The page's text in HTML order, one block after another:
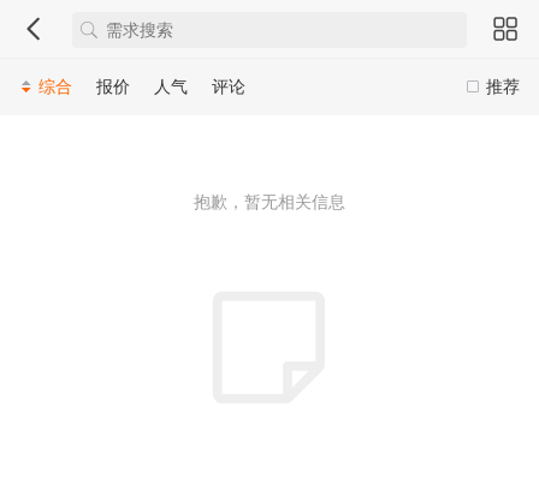
推荐
综合 报价 人气 评论
抱歉，暂无相关信息